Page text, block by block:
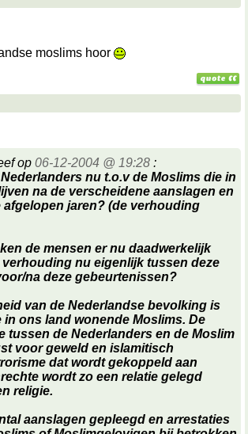
moslims hoor
op 06-12-2004 @ 19:28 :
nu t.o.v de Moslims die in
na de verscheidene aanslagen en
afgelopen jaren? (de verhouding
de mensen er nu daadwerkelijk
nu eigenlijk tussen deze
na deze gebeurtenissen?
van de Nederlandse bevolking is
in ons land wonende Moslims. De
tussen de Nederlanders en de Moslim
voor geweld en islamitisch
dat wordt gekoppeld aan
wordt zo een relatie gelegd
religie.
aanslagen gepleegd en arrestaties